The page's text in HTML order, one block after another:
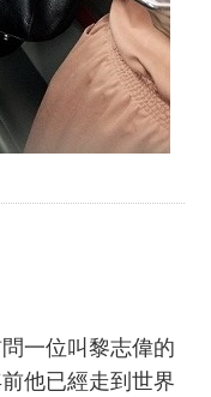
一位叫黎志偉的
他已經走到世界